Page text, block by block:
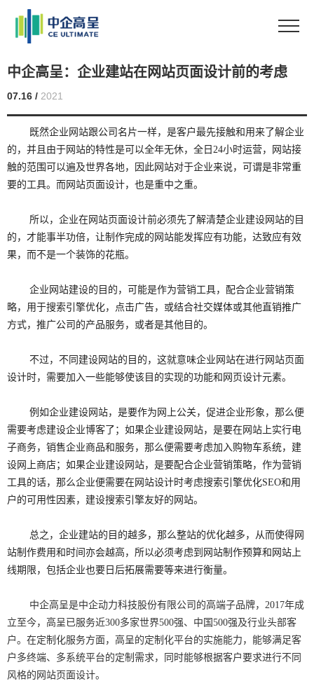
中企高呈：企业建站在网站页面设计前的考虑
07.16 / 2021
既然企业网站跟公司名片一样，是客户最先接触和用来了解企业
的，并且由于网站的特性是可以全年无休，全日24小时运营，网站接
触的范围可以遍及世界各地，因此网站对于企业来说，可谓是非常重
要的工具。而网站页面设计，也是重中之重。
所以，企业在网站页面设计前必须先了解清楚企业建设网站的目
的，才能事半功倍，让制作完成的网站能发挥应有功能，达致应有效
果，而不是一个装饰的花瓶。
企业网站建设的目的，可能是作为营销工具，配合企业营销策
略，用于搜索引擎优化，点击广告，或结合社交媒体或其他直销推广
方式，推广公司的产品服务，或者是其他目的。
不过，不同建设网站的目的，这就意味企业网站在进行网站页面
设计时，需要加入一些能够使该目的实现的功能和网页设计元素。
例如企业建设网站，是要作为网上公关，促进企业形象，那么便
需要考虑建设企业博客了；如果企业建设网站，是要在网站上实行电
子商务，销售企业商品和服务，那么便需要考虑加入购物车系统，建
设网上商店；如果企业建设网站，是要配合企业营销策略，作为营销
工具的话，那么企业便需要在网站设计时考虑搜索引擎优化SEO和用
户的可用性因素，建设搜索引擎友好的网站。
总之，企业建站的目的越多，那么整站的优化越多，从而使得网
站制作费用和时间亦会越高，所以必须考虑到网站制作预算和网站上
线期限，包括企业也要日后拓展需要等来进行衡量。
中企高呈是中企动力科技股份有限公司的高端子品牌，2017年成
立至今，高呈已服务近300多家世界500强、中国500强及行业头部客
户。在定制化服务方面，高呈的定制化平台的实施能力，能够满足客
户多终端、多系统平台的定制需求，同时能够根据客户要求进行不同
风格的 网站页面设计。